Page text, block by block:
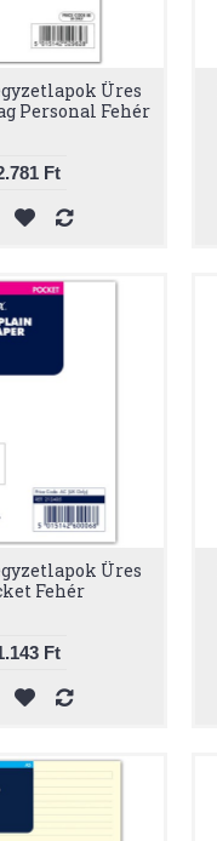
Üres
Personal Fehér
Ft
Üres
Fehér
Ft